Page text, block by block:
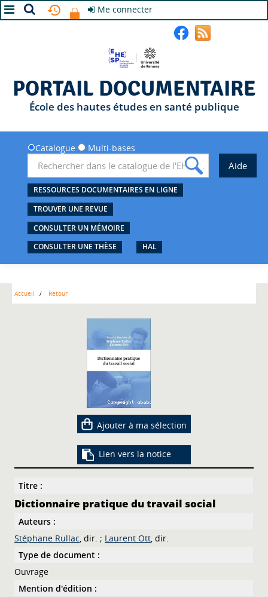
Me connecter
PORTAIL DOCUMENTAIRE
École des hautes études en santé publique
Catalogue Multi-bases
RESSOURCES DOCUMENTAIRES EN LIGNE
TROUVER UNE REVUE
CONSULTER UN MÉMOIRE
CONSULTER UNE THÈSE
HAL
Accueil Retour
Ajouter à ma sélection
Lien vers la notice
Titre :
Dictionnaire pratique du travail social
Auteurs :
Stéphane Rullac
, dir. ; Laurent Ott, dir.
Type de document :
Ouvrage
Mention d'édition :